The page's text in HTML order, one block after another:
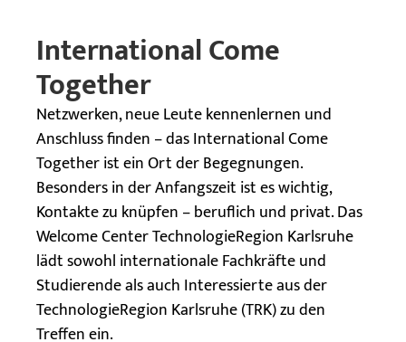
International Come
Together
Netzwerken, neue Leute kennenlernen und
Anschluss finden – das International Come
Together ist ein Ort der Begegnungen.
Besonders in der Anfangszeit ist es wichtig,
Kontakte zu knüpfen – beruflich und privat. Das
Welcome Center TechnologieRegion Karlsruhe
lädt sowohl internationale Fachkräfte und
Studierende als auch Interessierte aus der
TechnologieRegion Karlsruhe (TRK) zu den
Treffen ein.